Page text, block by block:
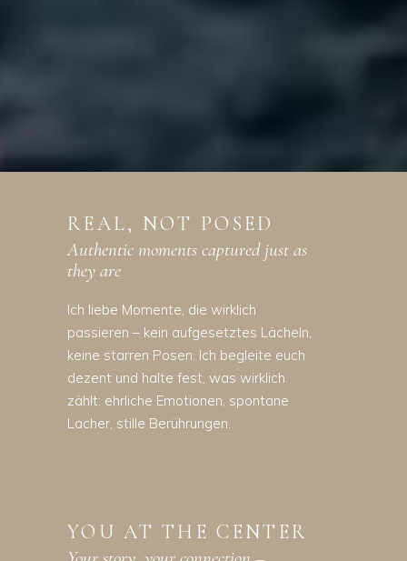
REAL, NOT POSED
Authentic moments captured just as
they are
Ich liebe Momente, die wirklich
passieren – kein aufgesetztes Lächeln,
keine starren Posen. Ich begleite euch
dezent und halte fest, was wirklich
zählt: ehrliche Emotionen, spontane
Lacher, stille Berührungen.
YOU AT THE CENTER